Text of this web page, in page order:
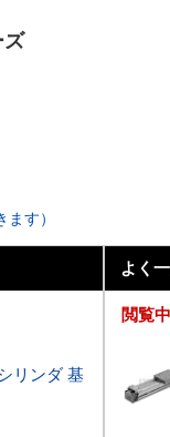
ズ
す）
リンダ 基
よく
閲覧